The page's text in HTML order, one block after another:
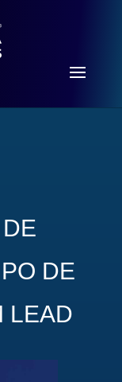
DE
LEAD